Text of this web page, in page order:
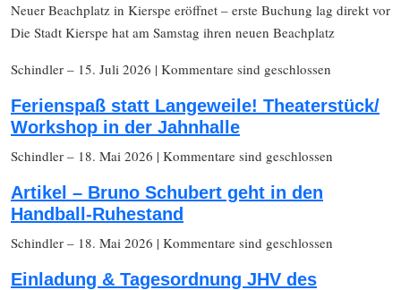
Neuer Beachplatz in Kierspe eröffnet – erste Buchung lag direkt vor
Die Stadt Kierspe hat am Samstag ihren neuen Beachplatz
Schindler – 15. Juli 2026 | Kommentare sind geschlossen
Ferienspaß statt Langeweile! Theaterstück/
Workshop in der Jahnhalle
Schindler – 18. Mai 2026 | Kommentare sind geschlossen
Artikel – Bruno Schubert geht in den
Handball-Ruhestand
Schindler – 18. Mai 2026 | Kommentare sind geschlossen
Einladung & Tagesordnung JHV des